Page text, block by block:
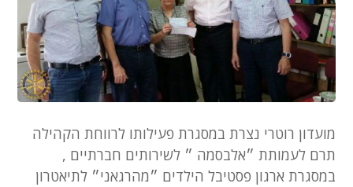
מועדון רוטרי נצרת במסגרת פעילותו לרווחת הקהילה
תרם לעמותת ״אלבסמה ״ לשירותים חברתיים ,
במסגרת ארגון פסטיבל הילדים ״מהרגאני״ לתיאטרון